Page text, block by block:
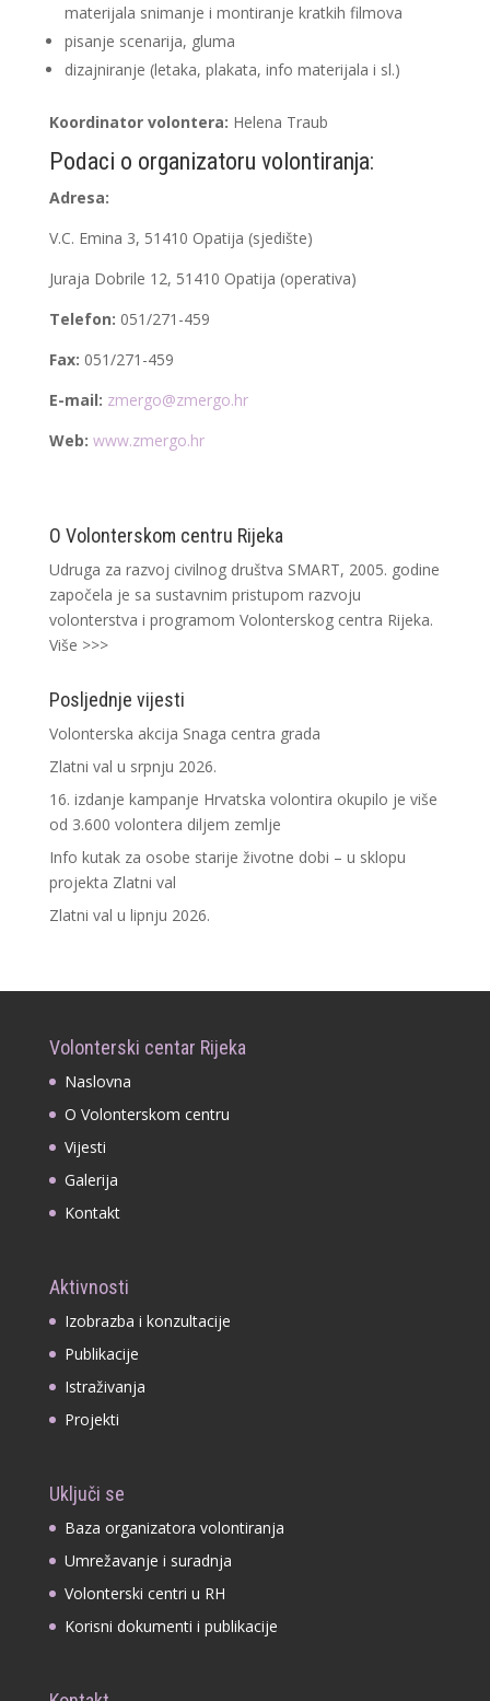
materijala snimanje i montiranje kratkih filmova
pisanje scenarija, gluma
dizajniranje (letaka, plakata, info materijala i sl.)
Koordinator volontera: Helena Traub
Podaci o organizatoru volontiranja:
Adresa:
V.C. Emina 3, 51410 Opatija (sjedište)
Juraja Dobrile 12, 51410 Opatija (operativa)
Telefon: 051/271-459
Fax: 051/271-459
E-mail: zmergo@zmergo.hr
Web: www.zmergo.hr
O Volonterskom centru Rijeka
Udruga za razvoj civilnog društva SMART, 2005. godine
započela je sa sustavnim pristupom razvoju
volonterstva i programom Volonterskog centra Rijeka.
Više >>>
Posljednje vijesti
Volonterska akcija Snaga centra grada
Zlatni val u srpnju 2026.
16. izdanje kampanje Hrvatska volontira okupilo je više
od 3.600 volontera diljem zemlje
Info kutak za osobe starije životne dobi – u sklopu
projekta Zlatni val
Zlatni val u lipnju 2026.
Volonterski centar Rijeka
Naslovna
O Volonterskom centru
Vijesti
Galerija
Kontakt
Aktivnosti
Izobrazba i konzultacije
Publikacije
Istraživanja
Projekti
Uključi se
Baza organizatora volontiranja
Umrežavanje i suradnja
Volonterski centri u RH
Korisni dokumenti i publikacije